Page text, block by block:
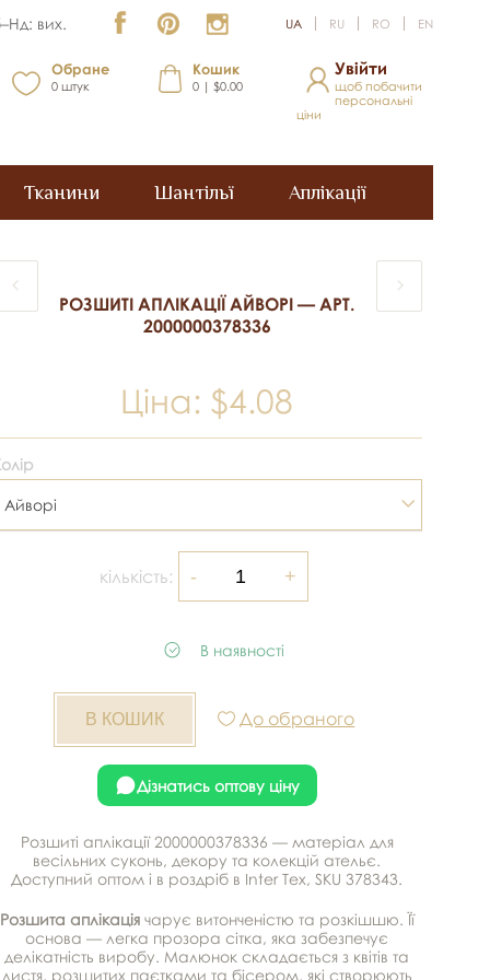
вих. UA RU RO EN
Обране
0 штук
Кошик
0 | $0.00
Увійти
щоб побачити
персональні
ціни
Тканини Шантільї Аплікації
РОЗШИТІ АПЛІКАЦІЇ АЙВОРІ — АРТ.
2000000378336
Ціна: $4.08
Айворі
кількість:
В наявності
До обраного
Дізнатись оптову ціну
Розшиті аплікації 2000000378336 — матеріал для
весільних суконь, декору та колекцій ательє.
Доступний оптом і в роздріб в Inter Tex, SKU 378343.
Розшита аплікаціячарує витонченістю та розкішшю. Її
основа — легка прозора сітка, яка забезпечує
делікатність виробу. Малюнок складається з квітів та
листя, розшитих паєтками та бісером, які створюють